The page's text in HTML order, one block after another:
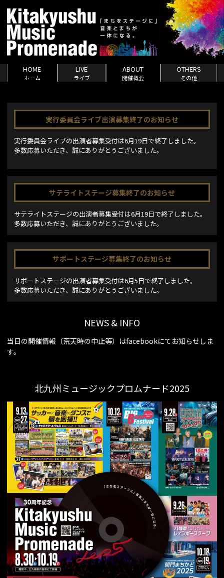
HOME
ホーム
LIVE
ライブ
ABOUT
開催概要
OTHERS
その他
実行委員会ライブ出演募集終了のお知らせ
実行委員会ライブの出演者募集受付は6月19日で終了しました。
多数応募いただき、誠にありがとうございました。
サテライトステージ募集終了のお知らせ
サテライトステージの出演者募集受付は6月19日で終了しました。
多数応募いただき、誠にありがとうございました。
サポートステージ募集終了のお知らせ
サポートステージの出演者募集受付は6月5日で終了しました。
多数応募いただき、誠にありがとうございました。
NEWS & INFO
当日の開催情報（荒天時の中止等）はfacebookにてお知らせしま
す。
北九州ミュージックプロムナード2025